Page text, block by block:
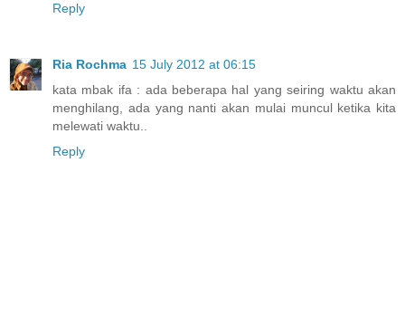
Reply
Ria Rochma 15 July 2012 at 06:15
kata mbak ifa : ada beberapa hal yang seiring waktu akan
menghilang, ada yang nanti akan mulai muncul ketika kita
melewati waktu..
Reply